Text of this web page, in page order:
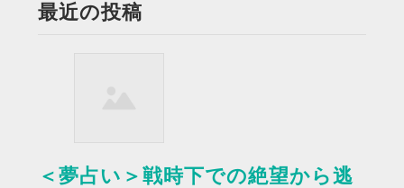
こ
最近の投稿
＜夢占い＞戦時下での絶望から逃